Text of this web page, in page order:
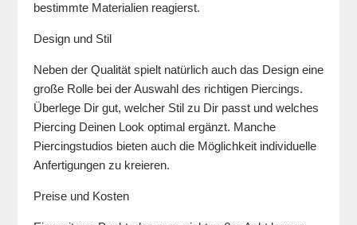
bestimmte Materialien reagierst.
Design und Stil
Neben der Qualität spielt natürlich auch das Design eine
große Rolle bei der Auswahl des richtigen Piercings.
Überlege Dir gut, welcher Stil zu Dir passt und welches
Piercing Deinen Look optimal ergänzt. Manche
Piercingstudios bieten auch die Möglichkeit individuelle
Anfertigungen zu kreieren.
Preise und Kosten